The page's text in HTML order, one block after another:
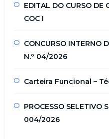
EDITAL DO CURSO DE
COC I
CONCURSO INTERNO
N.º 04/2026
Carteira Funcional –
PROCESSO SELETIVO
004/2026